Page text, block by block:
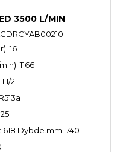
3500 L/MIN
16
1166
1/2"
Dybde.mm: 740